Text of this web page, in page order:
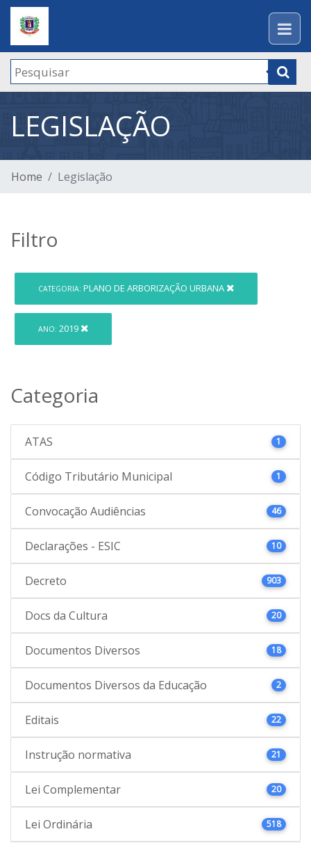
LEGISLAÇÃO
Home Legislação
Filtro
CATEGORIA: PLANO DE ARBORIZAÇÃO URBANA
ANO: 2019
Categoria
ATAS 1
Código Tributário Municipal 1
Convocação Audiências 46
Declarações - ESIC 10
Decreto 903
Docs da Cultura 20
Documentos Diversos 18
Documentos Diversos da Educação 2
Editais 22
Instrução normativa 21
Lei Complementar 20
Lei Ordinária 518